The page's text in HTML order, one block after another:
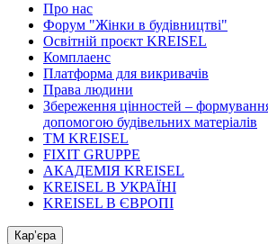
Про нас
Форум "Жінки в будівництві"
Освітній проєкт KREISEL
Комплаенс
Платформа для викривачів
Права людини
Збереження цінностей –
допомогою будівельних матеріалів
ТМ KREISEL
FIXIT GRUPPE
АКАДЕМІЯ KREISEL
KREISEL В УКРАЇНІ
KREISEL В ЄВРОПІ
Кар’єра